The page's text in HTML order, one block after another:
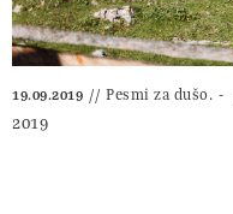
19.09.2019 Pesmi za dušo.
2019